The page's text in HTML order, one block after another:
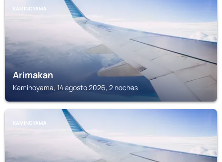
KAMINOYAMA
Arimakan
Kaminoyama, 14 agosto 2026, 2 noches
KAMINOYAMA